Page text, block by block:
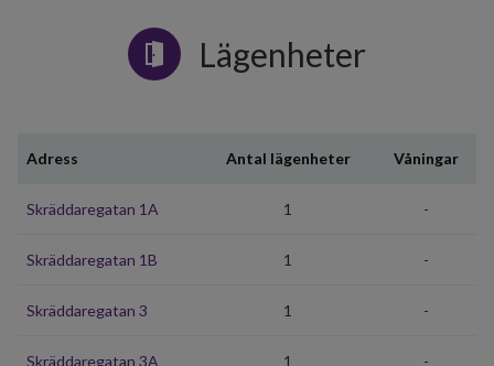
Lägenheter
Adress Antal lägenheter Våningar
Skräddaregatan 1A 1 -
Skräddaregatan 1B 1 -
Skräddaregatan 3 1 -
Skräddaregatan 3A 1 -